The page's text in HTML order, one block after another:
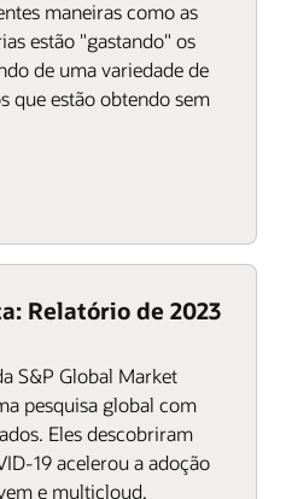
maneiras como as
estão "gastando" os
de uma variedade de
que estão obtendo sem
Relatório de 2023
S&P Global Market
pesquisa global com
Eles descobriram
19 acelerou a adoção
e multicloud,